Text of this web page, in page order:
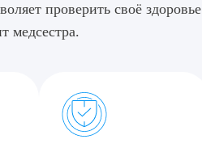
проверить своё здоровье
медсестра.